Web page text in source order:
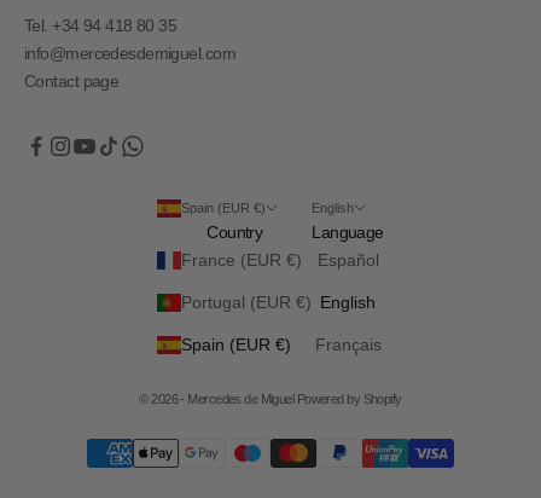
Tel. +34 94 418 80 35
info@mercedesdemiguel.com
Contact page
Spain (EUR €)
Country
France (EUR €)
Portugal (EUR €)
Spain (EUR €)
English
Language
Español
English
Français
© 2026 - Mercedes de Miguel Powered by Shopify